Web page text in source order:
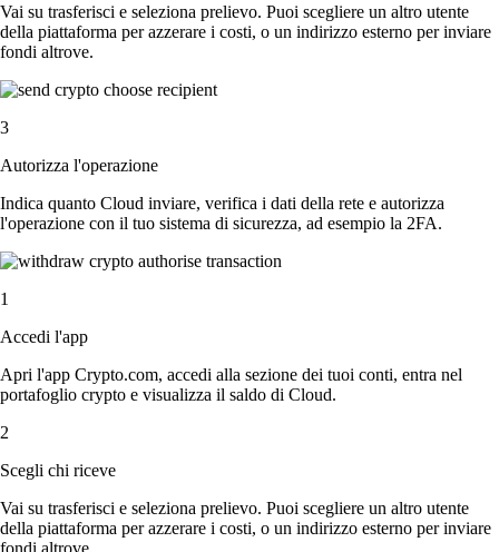
Vai su trasferisci e seleziona prelievo. Puoi scegliere un altro utente
della piattaforma per azzerare i costi, o un indirizzo esterno per inviare
fondi altrove.
3
Autorizza l'operazione
Indica quanto Cloud inviare, verifica i dati della rete e autorizza
l'operazione con il tuo sistema di sicurezza, ad esempio la 2FA.
1
Accedi l'app
Apri l'app Crypto.com, accedi alla sezione dei tuoi conti, entra nel
portafoglio crypto e visualizza il saldo di Cloud.
2
Scegli chi riceve
Vai su trasferisci e seleziona prelievo. Puoi scegliere un altro utente
della piattaforma per azzerare i costi, o un indirizzo esterno per inviare
fondi altrove.